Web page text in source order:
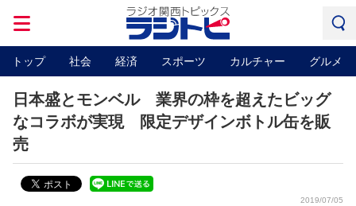
トップ 社会 経済 スポーツ カルチャー グルメ
日本盛とモンベル 業界の枠を超えたビッグ
なコラボが実現 限定デザインボトル缶を販
売
2019/07/05